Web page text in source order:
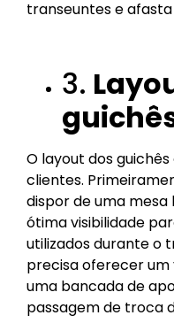
transeuntes e
3.
O layout dos
clientes.
dispor de uma
ótima visibilidade
utilizados durante o
precisa oferecer
uma bancada de
passagem de troca